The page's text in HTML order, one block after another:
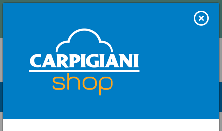
Contactez
Menu Open
Macchine